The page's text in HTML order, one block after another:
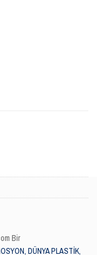
Bir
DÜNYA PLASTİK,